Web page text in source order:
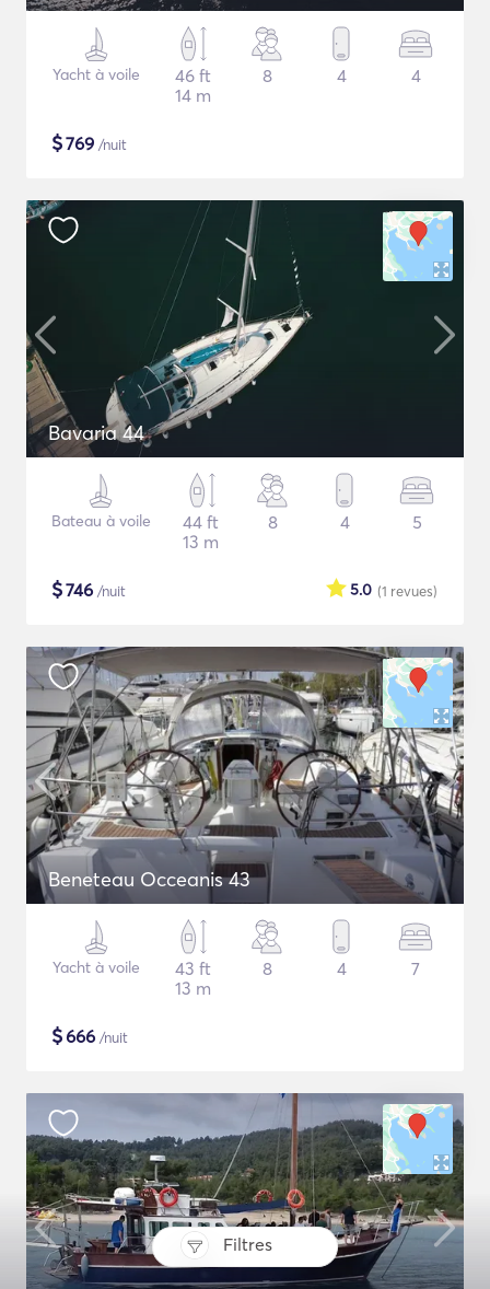
Filtres
Yacht à voile
46 ft
14 m
8 4 4
$769 /nuit
Bavaria 44
Bateau à voile
44 ft
13 m
8 4 5
$746 /nuit (1 revues)
5.0
Beneteau Occeanis 43
Yacht à voile
43 ft
13 m
8 4 7
$666 /nuit